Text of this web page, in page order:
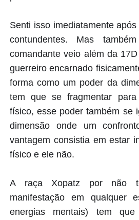
Senti isso imediatamente
contundentes. Mas
comandante veio além da
guerreiro encarnado
forma como um poder da
tem que se fragmentar para
físico, esse poder também se
dimensão onde um
vantagem consistia em estar
físico e ele não.
A raça Xopatz por não
manifestação em qualquer
energias mentais) tem